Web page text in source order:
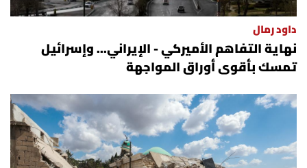
داود رمال
نهاية التفاهم الأميركي - الإيراني... وإسرائيل
تمسك بأقوى أوراق المواجهة